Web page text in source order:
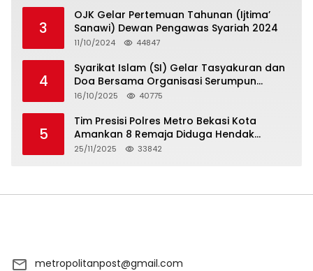
3
OJK Gelar Pertemuan Tahunan (Ijtima’
Sanawi) Dewan Pengawas Syariah 2024
11/10/2024 44847
4
Syarikat Islam (SI) Gelar Tasyakuran dan
Doa Bersama Organisasi Serumpun
Syarikat Islam Doa
16/10/2025 40775
5
Tim Presisi Polres Metro Bekasi Kota
Amankan 8 Remaja Diduga Hendak
Tawuran
25/11/2025 33842
metropolitanpost@gmail.com